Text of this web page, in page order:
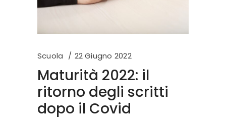
Scuola 22 Giugno 2022
Maturità 2022: il
ritorno degli scritti
dopo il Covid